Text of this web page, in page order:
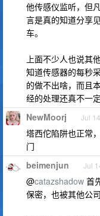
他传感仪监听，但
言是真的知道分享
车。
上面不少人也说其
知道传感器的每秒
的做不出啥，而且
经的处理还真不一
NewMoorj Jul
塔西佗陷阱也正常
门
beimenjun Jul
@catazshadow 首
保密，也被其他公